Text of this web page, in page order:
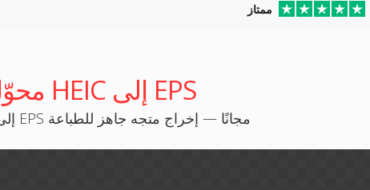
ممتاز
محوّل HEIC إلى EPS
حوّل HEIC إلى EPS مجانًا — إخراج متجه جاهز للطباعة